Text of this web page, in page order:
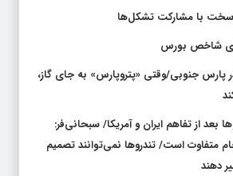
سخت با مشارکت تشکل‌ها
جنوبی/وقتی «پتروپارس» به جای گاز،
بعد از تفاهم ایران و آمریکا/ سبحانی‌فر:
متفاوت است/ تندروها نمی‌توانند تصمیم
دهند